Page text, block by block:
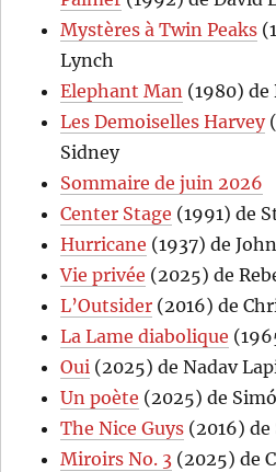
Mystères à Twin Peaks
Lynch
Elephant Man (1980) de
Les Demoiselles Harvey
Sidney
Sommaire de juin 2026
Center Stage (1991) de
Hurricane (1937) de
Vie privée (2025) de
L’Outsider (2016) de
La Lame diabolique
Oui (2025) de Nadav
Un poète (2025) de
The Nice Guys (2016) de
Miroirs No. 3 (2025) de